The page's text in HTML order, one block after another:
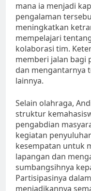
mana ia menjadi
pengalaman
meningkatkan
mempelajari
kolaborasi tim.
memberi jalan bagi
dan mengantarnya
lainnya.
Selain olahraga,
struktur
pengabdian
kegiatan
kesempatan untuk
lapangan dan
sumbangsihnya
Partisipasinya
menjadikannya